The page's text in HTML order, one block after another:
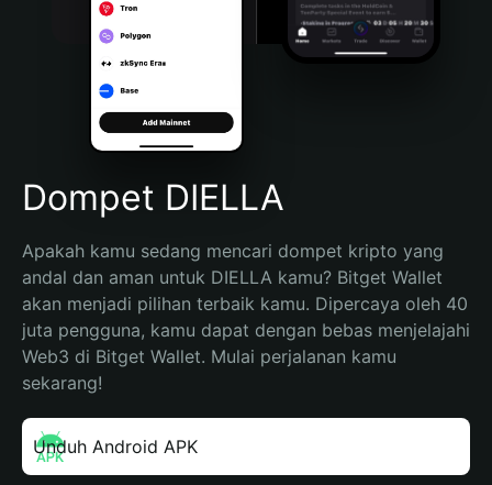
Português (Brasil)
Español (Argentina)
Dompet DIELLA
Apakah kamu sedang mencari dompet kripto yang
andal dan aman untuk DIELLA kamu? Bitget Wallet
akan menjadi pilihan terbaik kamu. Dipercaya oleh 40
juta pengguna, kamu dapat dengan bebas menjelajahi
Web3 di Bitget Wallet. Mulai perjalanan kamu
sekarang!
Unduh Android APK